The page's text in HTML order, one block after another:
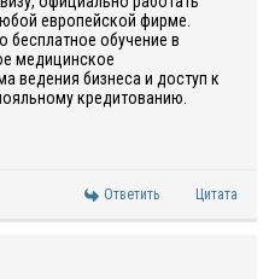
европейской фирме.
бесплатное обучение в
медицинское
ведения бизнеса и доступ к
кредитованию.
Ответить Цитата